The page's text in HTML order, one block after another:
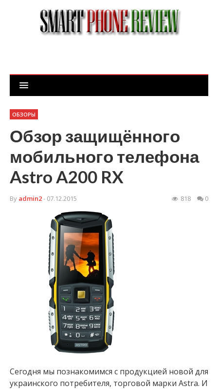
ОБЗОРЫ
Обзор защищённого
мобильного телефона
Astro A200 RX
By admin2- 07.12.2015 818 0
Сегодня мы познакомимся с продукцией новой для
украинского потребителя, торговой марки Astra. И